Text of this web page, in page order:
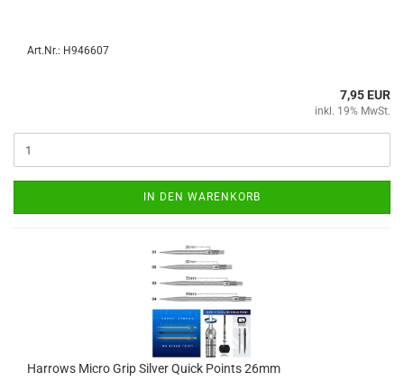
Art.Nr.: H946607
7,95 EUR
inkl. 19% MwSt.
IN DEN WARENKORB
Har­rows Micro Grip Sil­ver Quick Points 26mm